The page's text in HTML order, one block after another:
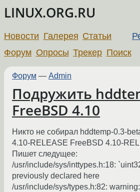
LINUX.ORG.RU
Новости Галерея Статьи
Форум Опросы Трекер Поиск
Форум — Admin
Подружить
FreeBSD 4.10
Никто не собирал hddtemp-0.3-
4.10-RELEASE FreeBSD 4.10-
Пишет следущее:
/usr/include/sys/inttypes.h:18:
previously declared here
/usr/include/sys/types.h:82: